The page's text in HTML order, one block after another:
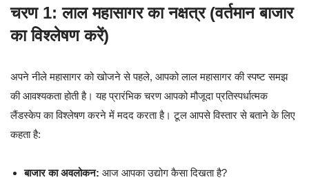
चरण 1: लाल महासागर का नक्षत्र (वर्तमान बाजार
का विश्लेषण करें)
अपने नीले महासागर को खोजने से पहले, आपको लाल महासागर की स्पष्ट समझ
की आवश्यकता होती है। यह प्रारंभिक चरण आपको मौजूदा प्रतिस्पर्धात्मक
लैंडस्केप का विश्लेषण करने में मदद करता है। टूल आपसे विस्तार से बताने के लिए
कहता है:
बाजार का अवलोकन: आज आपका उद्योग कैसा दिखता है?